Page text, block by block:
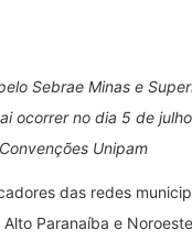
Sebrae Minas e
ocorrer no dia 5 de
Convenções Unipam
das redes
Paranaíba e